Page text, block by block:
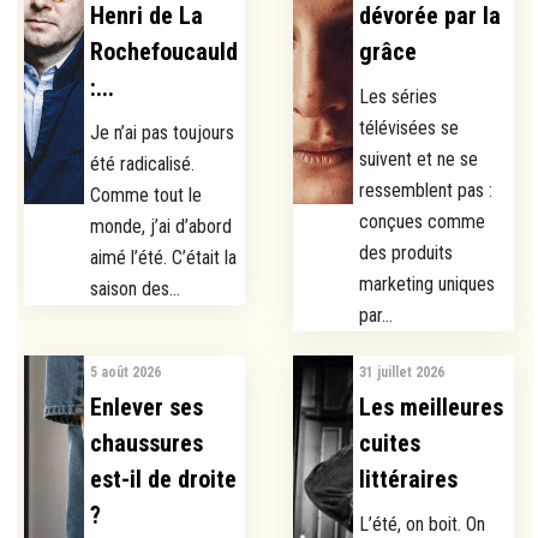
Henri de La
Rochefoucauld
:...
Je n’ai pas toujours
été radicalisé.
Comme tout le
monde, j’ai d’abord
aimé l’été. C’était la
saison des...
dévorée par la
grâce
Les séries
télévisées se
suivent et ne se
ressemblent pas :
conçues comme
des produits
marketing uniques
par...
5 août 2026
Enlever ses
chaussures
est-il de droite
?
31 juillet 2026
Les meilleures
cuites
littéraires
L’été, on boit. On